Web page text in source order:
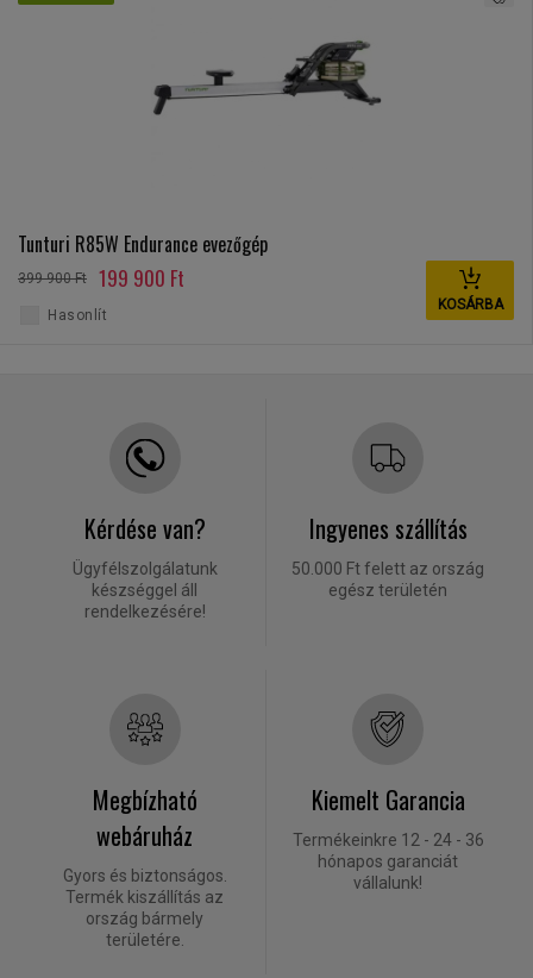
Tunturi R85W Endurance evezőgép
399 900 Ft 199 900 Ft
KOSÁRBA
Hasonlít
Kérdése van?
Ügyfélszolgálatunk
készséggel áll
rendelkezésére!
Ingyenes szállítás
50.000 Ft felett az ország
egész területén
Megbízható
webáruház
Gyors és biztonságos.
Termék kiszállítás az
ország bármely
területére.
Kiemelt Garancia
Termékeinkre 12 - 24 - 36
hónapos garanciát
vállalunk!